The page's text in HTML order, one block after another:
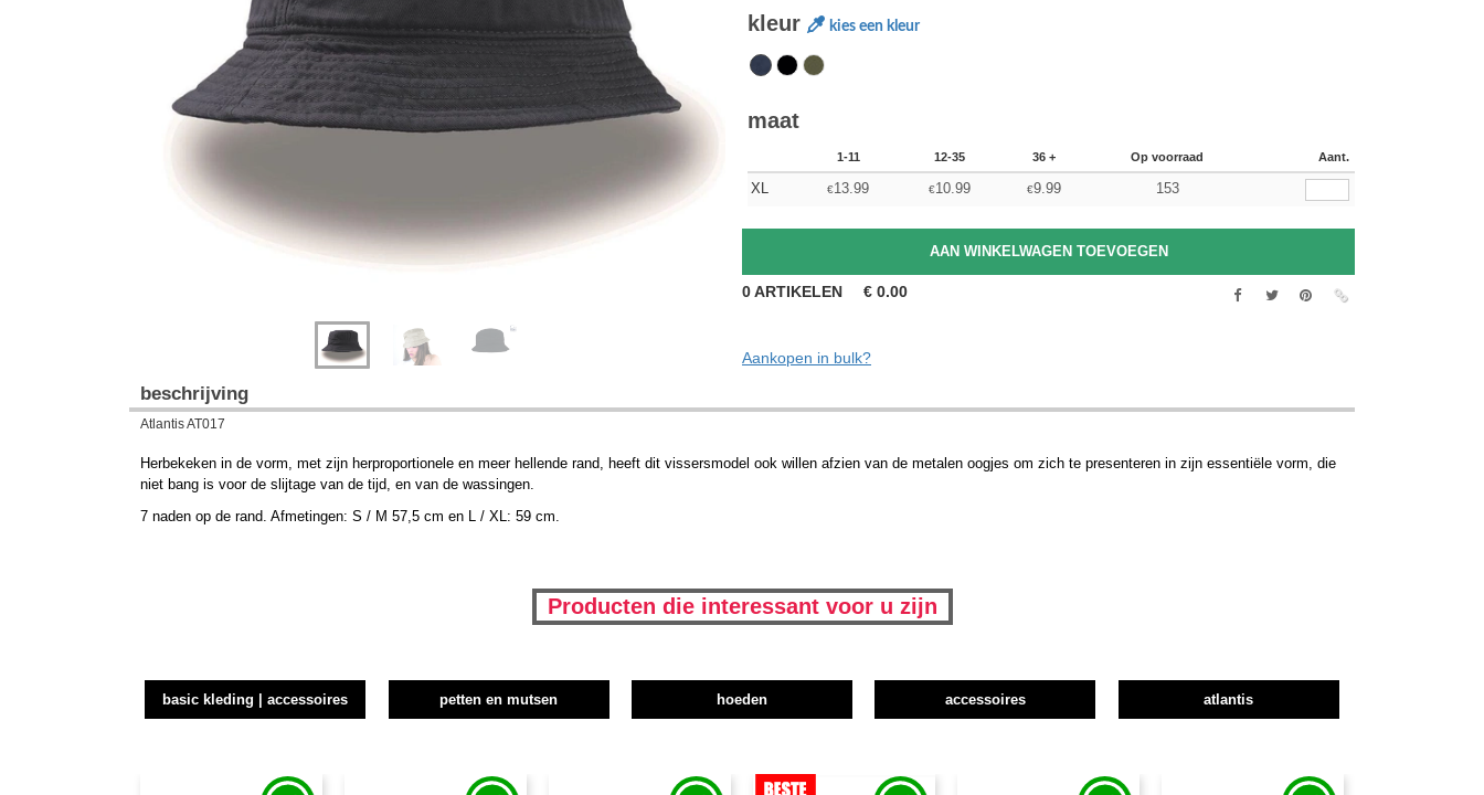
Previous
Next
kleur kies een kleur
maat
1-11 12-35 36 + Op voorraad Aant.
XL €13.99 €10.99 €9.99 153
0ARTIKELEN € 0.00
Aankopen in bulk?
beschrijving
Atlantis AT017
Herbekeken in de vorm, met zijn herproportionele en meer hellende rand, heeft dit vissersmodel ook willen afzien van de metalen oogjes om zich te presenteren in zijn essentiële vorm, die
niet bang is voor de slijtage van de tijd, en van de wassingen.
7 naden op de rand. Afmetingen: S / M 57,5 cm en L / XL: 59 cm.
Producten die interessant voor u zijn
basic kleding | accessoires petten en mutsen hoeden accessoires atlantis